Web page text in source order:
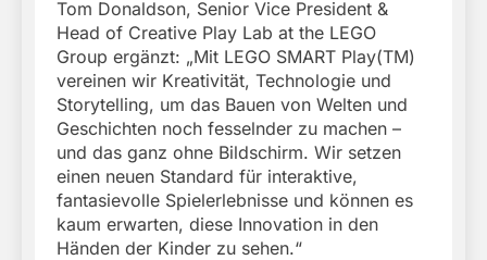
Tom Donaldson, Senior Vice President &
Head of Creative Play Lab at the LEGO
Group ergänzt: „Mit LEGO SMART Play(TM)
vereinen wir Kreativität, Technologie und
Storytelling, um das Bauen von Welten und
Geschichten noch fesselnder zu machen –
und das ganz ohne Bildschirm. Wir setzen
einen neuen Standard für interaktive,
fantasievolle Spielerlebnisse und können es
kaum erwarten, diese Innovation in den
Händen der Kinder zu sehen.“